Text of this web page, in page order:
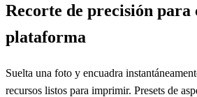
Recorte de precisión para
plataforma
Suelta una foto y encuadra
recursos listos para imprimir. Presets de